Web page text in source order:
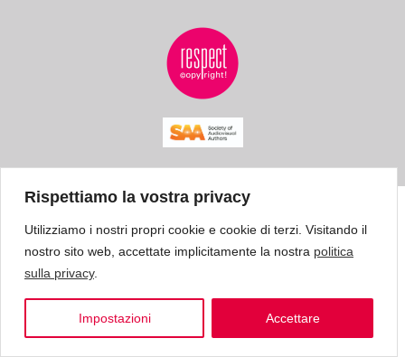
Rispettiamo la vostra privacy
Utilizziamo i nostri propri cookie e cookie di terzi. Visitando il
nostro sito web, accettate implicitamente la nostra politica
sulla privacy.
Impostazioni Accettare